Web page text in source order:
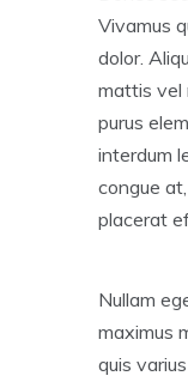
Vivamus
dolor.
mattis vel
purus
interdum
congue
placerat
Nullam
maximus
quis